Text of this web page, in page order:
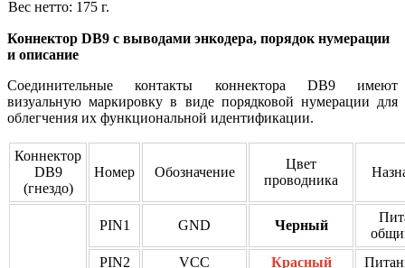
Вес нетто: 175 г.
Коннектор DB9 с выводами энкодера, порядок нумерации
и описание
Соединительные контакты коннектора DB9 имеют
визуальную маркировку в виде порядковой нумерации для
облегчения их функциональной идентификации.
Коннектор
DB9
(гнездо)
Номер Обозначение
Цвет
проводника
PIN1 GND Черный
PIN2
VCC Красный